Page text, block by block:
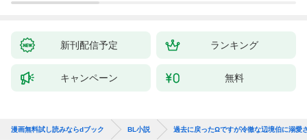
新刊配信予定 ランキング
キャンペーン 無料
漫画無料試し読みならdブック BL小説 過去に戻ったΩですが冷徹な辺境伯に溺愛